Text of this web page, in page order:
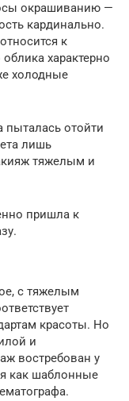
окрашиванию —
кардинально.
к
характерно
холодные
пыталась отойти
лишь
тяжелым и
пришла к
с тяжелым
красоты. Но
и
востребован у
как шаблонные